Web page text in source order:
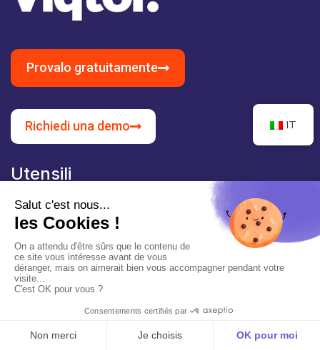
Provalo gratuitamente
Richiedi una demo
Utensili
Viqtor.eu
Esperto Viqtor
Etichetta bianca Viqtor
Altri
IT